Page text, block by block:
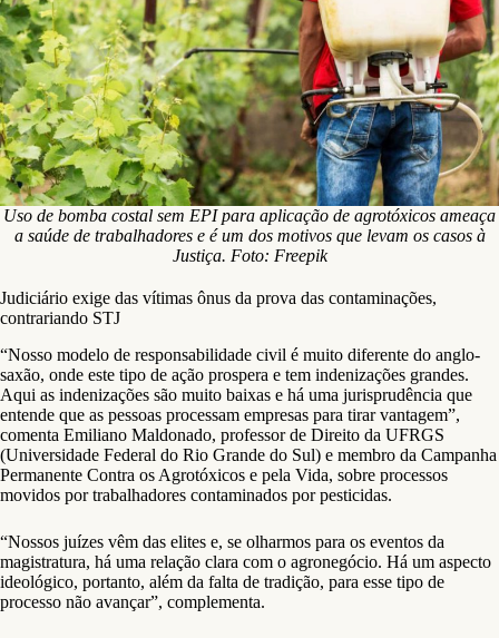
Uso de bomba costal sem EPI para aplicação de agrotóxicos ameaça
a saúde de trabalhadores e é um dos motivos que levam os casos à
Justiça. Foto: Freepik
Judiciário exige das vítimas ônus da prova das contaminações,
contrariando STJ
“Nosso modelo de responsabilidade civil é muito diferente do anglo-
saxão, onde este tipo de ação prospera e tem indenizações grandes.
Aqui as indenizações são muito baixas e há uma jurisprudência que
entende que as pessoas processam empresas para tirar vantagem”,
comenta Emiliano Maldonado, professor de Direito da UFRGS
(Universidade Federal do Rio Grande do Sul) e membro da Campanha
Permanente Contra os Agrotóxicos e pela Vida, sobre processos
movidos por trabalhadores contaminados por pesticidas.
“Nossos juízes vêm das elites e, se olharmos para os eventos da
magistratura, há uma relação clara com o agronegócio. Há um aspecto
ideológico, portanto, além da falta de tradição, para esse tipo de
processo não avançar”, complementa.